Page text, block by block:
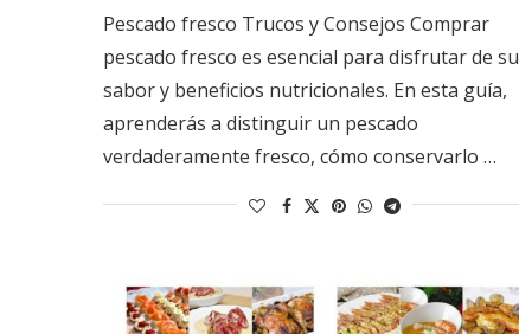
Pescado fresco Trucos y Consejos Comprar
pescado fresco es esencial para disfrutar de su
sabor y beneficios nutricionales. En esta guía,
aprenderás a distinguir un pescado
verdaderamente fresco, cómo conservarlo …